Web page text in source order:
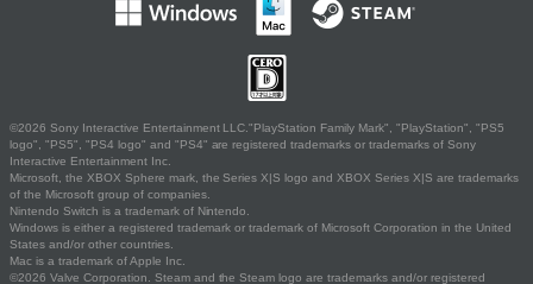
©2026 Sony Interactive Entertainment LLC."PlayStation Family Mark", "PlayStation", "PS5
logo", "PS5", "PS4 logo" and "PS4" are registered trademarks or trademarks of Sony
Interactive Entertainment Inc.
Microsoft, the XBOX Sphere mark, the Series X|S logo and XBOX Series X|S are trademarks
of the Microsoft group of companies.
Nintendo Switch is a trademark of Nintendo.
Windows is either a registered trademark or trademark of Microsoft Corporation in the United
States and/or other countries.
Mac is a trademark of Apple Inc.
©2026 Valve Corporation. Steam and the Steam logo are trademarks and/or registered